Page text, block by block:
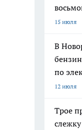
15 июля
В
по
12 июля
Трое